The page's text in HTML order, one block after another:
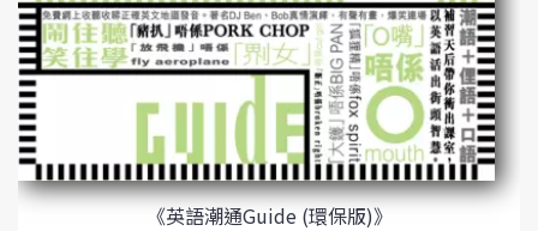
《英語潮通Guide (環保版)》